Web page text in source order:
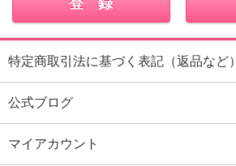
特定商取引法に基づく表記（返品など）
公式ブログ
マイアカウント